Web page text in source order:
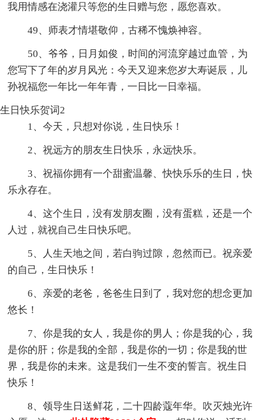
我用情感在浇灌只等您的生日赠与您，愿您喜欢。
49、师表才情堪敬仰，古稀不愧焕神容。
50、爷爷，日月如俊，时间的河流穿越过血管，为
您写下了年的岁月风光：今天又迎来您岁大寿诞辰，儿
孙祝福您一年比一年年青，一日比一日幸福。
生日快乐贺词2
1、今天，只想对你说，生日快乐！
2、祝远方的朋友生日快乐，永远快乐。
3、祝福你拥有一个甜蜜温馨、快快乐乐的生日，快
乐永存在。
4、这个生日，没有发朋友圈，没有蛋糕，还是一个
人过，就祝自己生日快乐吧。
5、人生天地之间，若白驹过隙，忽然而已。祝亲爱
的自己，生日快乐！
6、亲爱的老爸，爸爸生日到了，我对您的想念更加
悠长！
7、你是我的女人，我是你的男人；你是我的心，我
是你的肝；你是我的全部，我是你的一切；你是我的世
界，我是你的未来。这是我们一生不变的誓言。祝生日
快乐！
8、领导生日送鲜花，二十四龄蔻年华。吹灭烛光许